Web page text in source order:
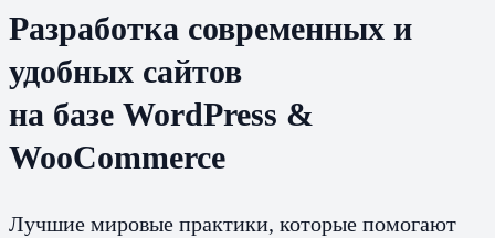
Разработка современных и
удобных сайтов
на базе WordPress &
WooCommerce
Лучшие мировые практики, которые помогают